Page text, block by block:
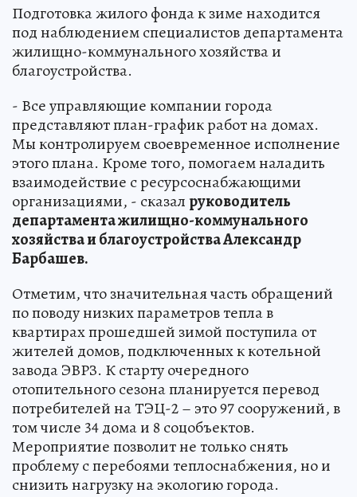
Подготовка жилого фонда к зиме находится
под наблюдением специалистов департамента
жилищно-коммунального хозяйства и
благоустройства.
- Все управляющие компании города
представляют план-график работ на домах.
Мы контролируем своевременное исполнение
этого плана. Кроме того, помогаем наладить
взаимодействие с ресурсоснабжающими
организациями, - сказалруководитель
департамента жилищно-коммунального
хозяйства и благоустройства Александр
Барбашев.
Отметим, что значительная часть обращений
по поводу низких параметров тепла в
квартирах прошедшей зимой поступила от
жителей домов, подключенных к котельной
завода ЭВРЗ. К старту очередного
отопительного сезона планируется перевод
потребителей на ТЭЦ-2 – это 97 сооружений, в
том числе 34 дома и 8 соцобъектов.
Мероприятие позволит не только снять
проблему с перебоями теплоснабжения, но и
снизить нагрузку на экологию города.